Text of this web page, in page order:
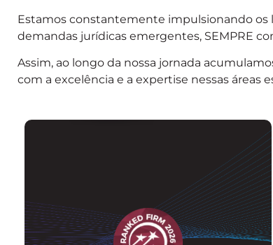
Estamos constantemente impulsionando os
demandas jurídicas emergentes, SEMPRE
Assim, ao longo da nossa jornada
com a excelência e a expertise nessas áreas